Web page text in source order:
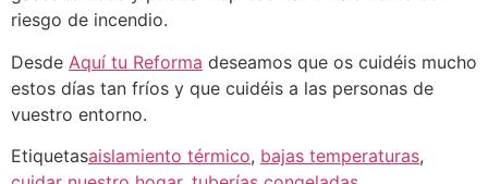
riesgo de incendio.
Desde Aquí tu Reforma deseamos que os cuidéis mucho
estos días tan fríos y que cuidéis a las personas de
vuestro entorno.
Etiquetasaislamiento térmico, bajas temperaturas,